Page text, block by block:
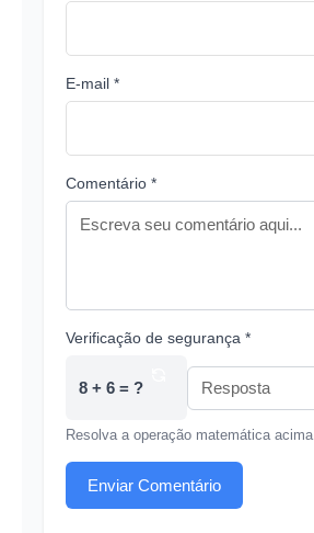
E-mail *
Comentário *
Verificação de segurança *
8 + 6 = ?
Resolva a operação matemática acima
Enviar Comentário